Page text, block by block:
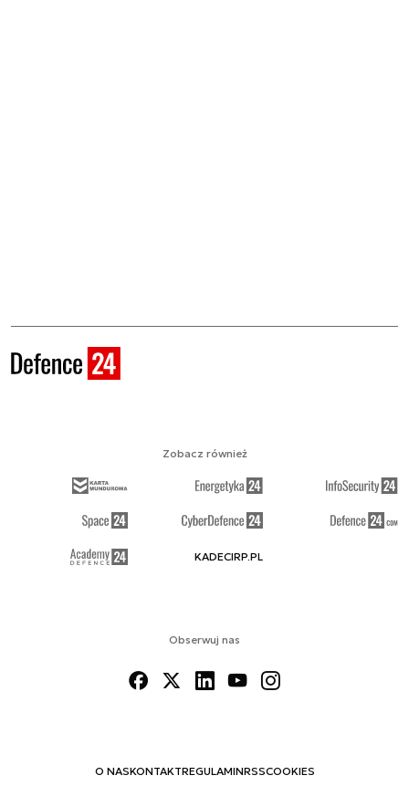
Obserwuj nas
O NASKONTAKTREGULAMINRSSCOOKIES
Zobacz również
KADECIRP.PL